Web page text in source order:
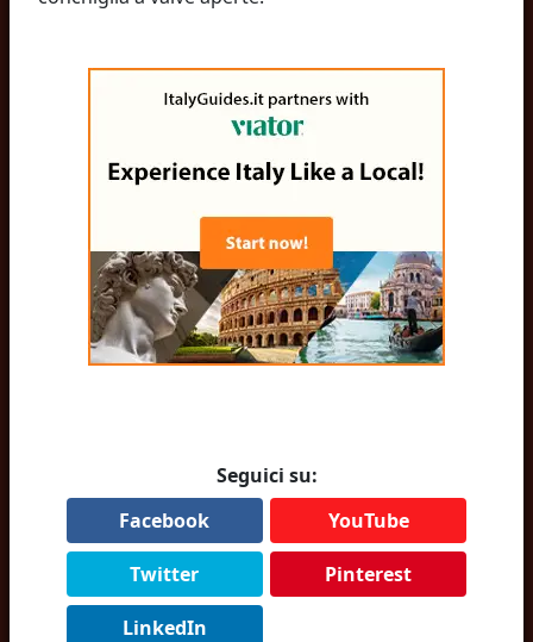
Seguici su:
Facebook
YouTube
Twitter Pinterest
LinkedIn